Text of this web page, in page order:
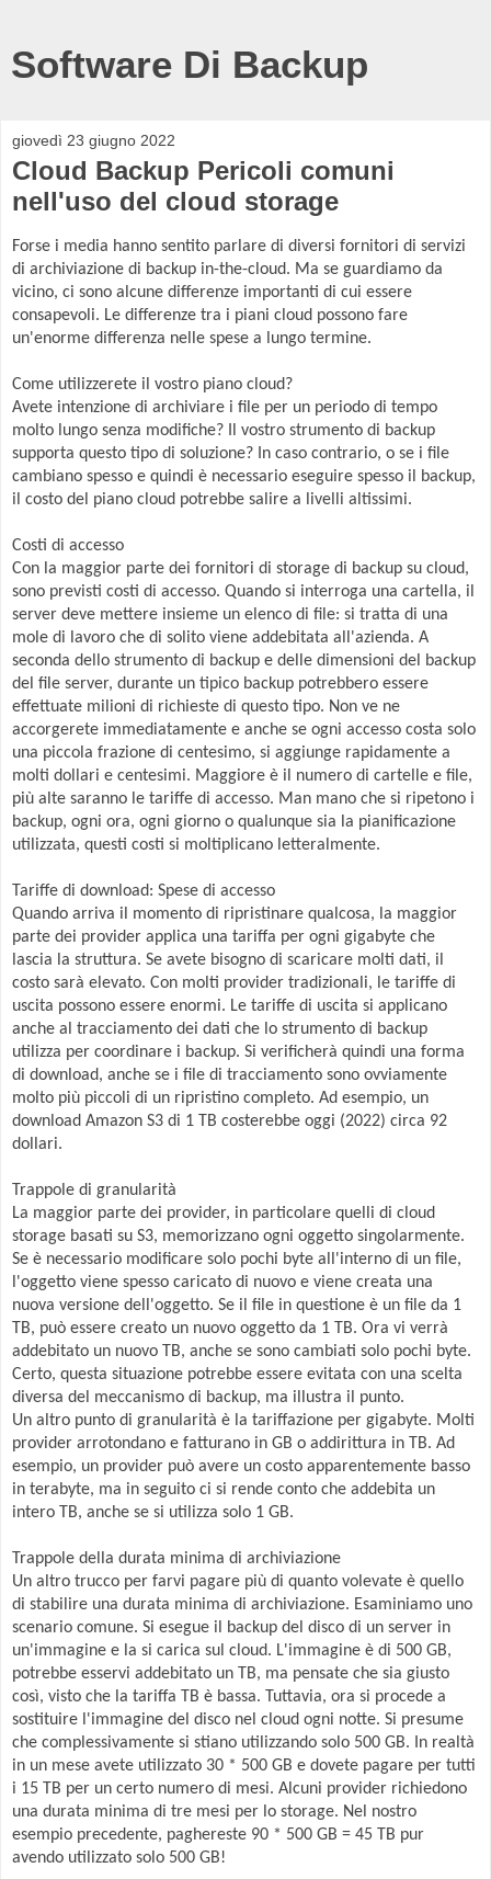
Software Di Backup
giovedì 23 giugno 2022
Cloud Backup Pericoli comuni
nell'uso del cloud storage
Forse i media hanno sentito parlare di diversi fornitori di servizi
di archiviazione di backup in-the-cloud. Ma se guardiamo da
vicino, ci sono alcune differenze importanti di cui essere
consapevoli. Le differenze tra i piani cloud possono fare
un'enorme differenza nelle spese a lungo termine.
Come utilizzerete il vostro piano cloud?
Avete intenzione di archiviare i file per un periodo di tempo
molto lungo senza modifiche? Il vostro strumento di backup
supporta questo tipo di soluzione? In caso contrario, o se i file
cambiano spesso e quindi è necessario eseguire spesso il backup,
il costo del piano cloud potrebbe salire a livelli altissimi.
Costi di accesso
Con la maggior parte dei fornitori di storage di backup su cloud,
sono previsti costi di accesso. Quando si interroga una cartella, il
server deve mettere insieme un elenco di file: si tratta di una
mole di lavoro che di solito viene addebitata all'azienda. A
seconda dello strumento di backup e delle dimensioni del backup
del file server, durante un tipico backup potrebbero essere
effettuate milioni di richieste di questo tipo. Non ve ne
accorgerete immediatamente e anche se ogni accesso costa solo
una piccola frazione di centesimo, si aggiunge rapidamente a
molti dollari e centesimi. Maggiore è il numero di cartelle e file,
più alte saranno le tariffe di accesso. Man mano che si ripetono i
backup, ogni ora, ogni giorno o qualunque sia la pianificazione
utilizzata, questi costi si moltiplicano letteralmente.
Tariffe di download: Spese di accesso
Quando arriva il momento di ripristinare qualcosa, la maggior
parte dei provider applica una tariffa per ogni gigabyte che
lascia la struttura. Se avete bisogno di scaricare molti dati, il
costo sarà elevato. Con molti provider tradizionali, le tariffe di
uscita possono essere enormi. Le tariffe di uscita si applicano
anche al tracciamento dei dati che lo strumento di backup
utilizza per coordinare i backup. Si verificherà quindi una forma
di download, anche se i file di tracciamento sono ovviamente
molto più piccoli di un ripristino completo. Ad esempio, un
download Amazon S3 di 1 TB costerebbe oggi (2022) circa 92
dollari.
Trappole di granularità
La maggior parte dei provider, in particolare quelli di cloud
storage basati su S3, memorizzano ogni oggetto singolarmente.
Se è necessario modificare solo pochi byte all'interno di un file,
l'oggetto viene spesso caricato di nuovo e viene creata una
nuova versione dell'oggetto. Se il file in questione è un file da 1
TB, può essere creato un nuovo oggetto da 1 TB. Ora vi verrà
addebitato un nuovo TB, anche se sono cambiati solo pochi byte.
Certo, questa situazione potrebbe essere evitata con una scelta
diversa del meccanismo di backup, ma illustra il punto.
Un altro punto di granularità è la tariffazione per gigabyte. Molti
provider arrotondano e fatturano in GB o addirittura in TB. Ad
esempio, un provider può avere un costo apparentemente basso
in terabyte, ma in seguito ci si rende conto che addebita un
intero TB, anche se si utilizza solo 1 GB.
Trappole della durata minima di archiviazione
Un altro trucco per farvi pagare più di quanto volevate è quello
di stabilire una durata minima di archiviazione. Esaminiamo uno
scenario comune. Si esegue il backup del disco di un server in
un'immagine e la si carica sul cloud. L'immagine è di 500 GB,
potrebbe esservi addebitato un TB, ma pensate che sia giusto
così, visto che la tariffa TB è bassa. Tuttavia, ora si procede a
sostituire l'immagine del disco nel cloud ogni notte. Si presume
che complessivamente si stiano utilizzando solo 500 GB. In realtà
in un mese avete utilizzato 30 * 500 GB e dovete pagare per tutti
i 15 TB per un certo numero di mesi. Alcuni provider richiedono
una durata minima di tre mesi per lo storage. Nel nostro
esempio precedente, paghereste 90 * 500 GB = 45 TB pur
avendo utilizzato solo 500 GB!